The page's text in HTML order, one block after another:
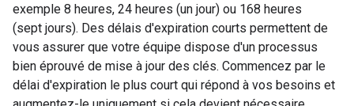
exemple 8 heures, 24 heures (un jour) ou 168 heures
(sept jours). Des délais d'expiration courts permettent de
vous assurer que votre équipe dispose d'un processus
bien éprouvé de mise à jour des clés. Commencez par le
délai d'expiration le plus court qui répond à vos besoins et